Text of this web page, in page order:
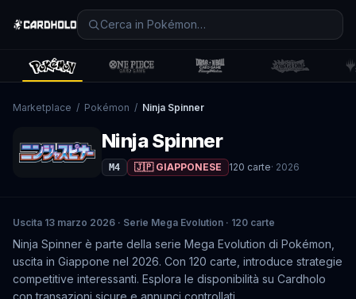
Marketplace / Pokémon / Ninja Spinner
Ninja Spinner
M4 🇯🇵 GIAPPONESE 120 carte· 2026
Uscita 13 marzo 2026 · Serie Mega Evolution · 120 carte
Ninja Spinner è parte della serie Mega Evolution di Pokémon,
uscita in Giappone nel 2026. Con 120 carte, introduce strategie
competitive interessanti. Esplora le disponibilità su Cardholo
con transazioni sicure e annunci controllati.